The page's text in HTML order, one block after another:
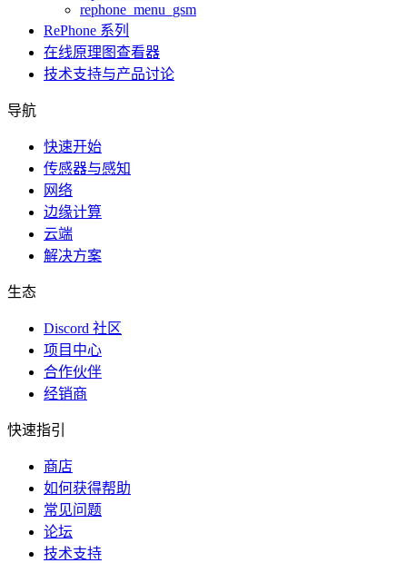
rephone_menu_gsm
RePhone 系列
在线原理图查看器
技术支持与产品讨论
导航
快速开始
传感器与感知
网络
边缘计算
云端
解决方案
生态
Discord 社区
项目中心
合作伙伴
经销商
快速指引
商店
如何获得帮助
常见问题
论坛
技术支持